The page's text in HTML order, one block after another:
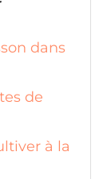
dans
de
à la